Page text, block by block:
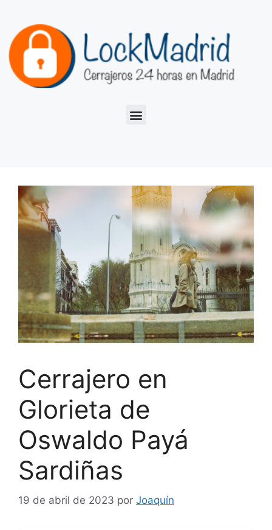
Cerrajero en
Glorieta de
Oswaldo Payá
Sardiñas
19 de abril de 2023 por Joaquín